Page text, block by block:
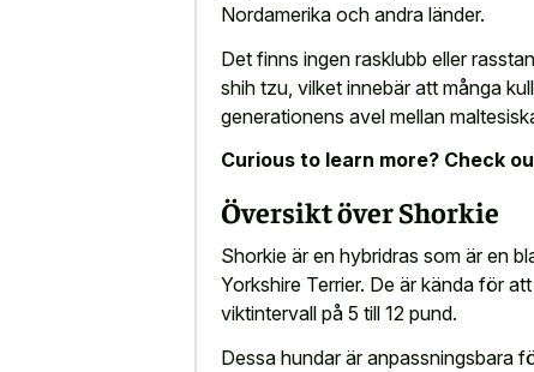
Nordamerika och andra länder.
Det finns ingen rasklubb eller
shih tzu, vilket innebär att många
generationens avel mellan
Curious to learn more? Check
Översikt över Shorkie
Shorkie är en hybridras som är en
Yorkshire Terrier. De är kända för
viktintervall på 5 till 12 pund.
Dessa hundar är anpassningsbara